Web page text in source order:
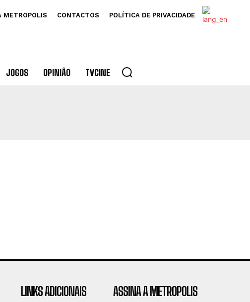
METROPOLIS CONTACTOS POLÍTICA DE PRIVACIDADE
JOGOS OPINIÃO TVCINE
LINKS ADICIONAIS ASSINA A METROPOLIS